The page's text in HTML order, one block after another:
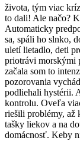
života, tým viac
to dali! Ale načo?
Automaticky
sa, spáli ho slnko,
uletí lietadlo, deti
priotrávi morskými
začala som to
pozorovania
podliehali hystérii.
kontrolu. Oveľa
riešili problémy, až
tašky liekov a na
domácnosť. Keby